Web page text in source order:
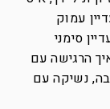
עמוק
סימני
הרגישה עם
נשיקה עם